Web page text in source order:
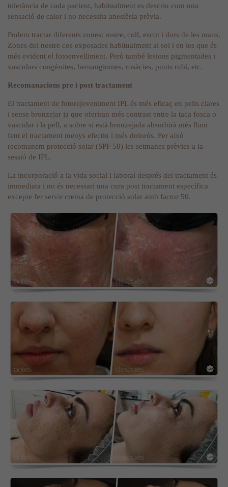
tolerància de cada pacient, habitualment es descriu com una
sensació de calor i no necessita anestèsia prèvia.
Podem tractar diferents zones: rostre, coll, escot i dors de les mans.
Zones del nostre cos exposades habitualment al sol i en les que és
més evident el fotoenvelliment. Però també lesions pigmentades i
vasculars congènites, hemangiomes, rosàcies, punts rubí, etc.
Recomanacions pre i post tractament
El tractament de fotorejoveniment IPL és més eficaç en pells clares
i sense bronzejar ja que oferiran més contrast entre la taca fosca o
vascular i la pell, a sobre si està bronzejada absorbirà més llum
fent el tractament menys efectiu i més dolorós. Per això
recomanem protecció solar (SPF 50) les setmanes prèvies a la
sessió de IPL.
La incorporació a la vida social i laboral després del tractament és
immediata i no és necessari una cura post tractament específica
excepte fer servir crema de protecció solar amb factor 50.